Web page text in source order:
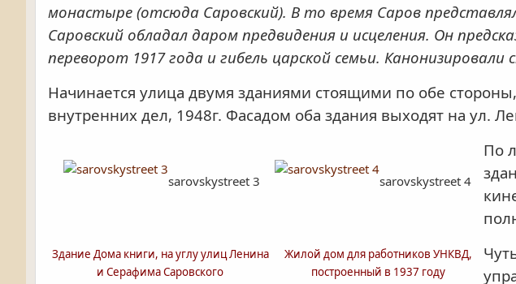
монастыре (отсюда Саровский). В то время Саров
Саровский обладал даром предвидения и исцеления. Он
переворот 1917 года и гибель царской семьи. Канонизировали
Начинается улица двумя зданиями стоящими по обе
внутренних дел, 1948г. Фасадом оба здания выходят на ул.
sarovskystreet 3 sarovskystreet 4
Здание Дома книги, на углу улиц Ленина
и Серафима Саровского
Жилой дом для работников УНКВД,
построенный в 1937 году
По